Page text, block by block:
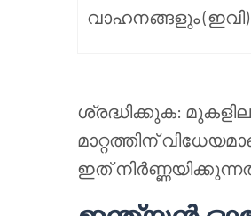
വാഹനങ്ങളും (ഇവി)
ശ്രദ്ധിക്കുക:
മാറ്റത്തിന്
ഇത്